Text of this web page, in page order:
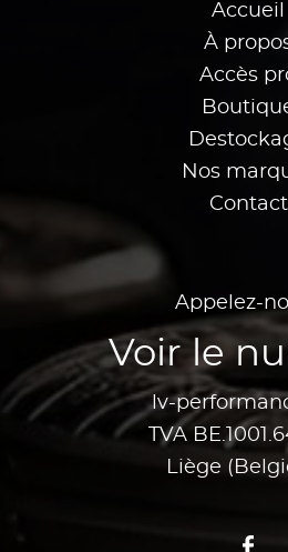
Accueil
À
Accès
Nos
Contact
Appelez-
Voir le
lv-
TVA
Liège